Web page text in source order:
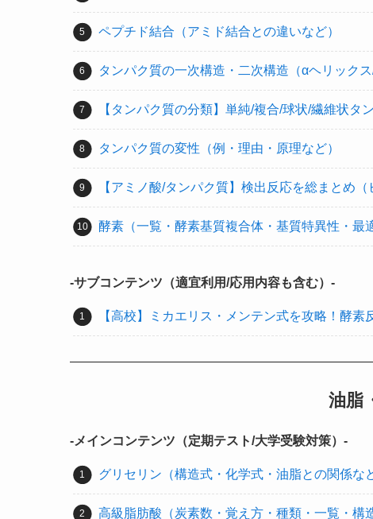
ペプチド結合（アミド結合との違いなど）
タンパク質の一次構造・二次構造（αヘリック
【タンパク質の分類】単純/複合/球状/繊維状タ
タンパク質の変性（例・理由・原理など）
【アミノ酸/タンパク質】検出反応を総まとめ
酵素（一覧・酵素基質複合体・基質特異性・最
-サブコンテンツ（適宜利用/応用内容も含む）-
【高校】ミカエリス・メンテン式を攻略！酵
油脂
-メインコンテンツ（定期テスト/大学受験対策）-
グリセリン（構造式・化学式・油脂との関係な
高級脂肪酸（炭素数・覚え方・種類・一覧・構